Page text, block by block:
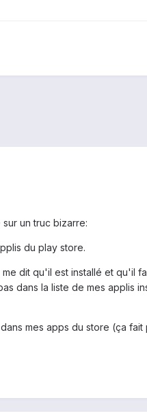
un truc bizarre:
du play store.
dit qu'il est installé et qu'il
dans la liste de mes applis
mes apps du store (ça fait